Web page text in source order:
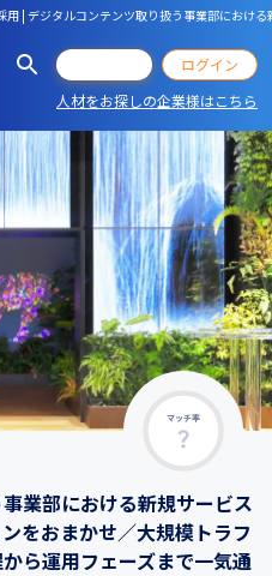
| デジタルコンテンツ取り扱う事業部におけ
ログイン
人材をお探しの企業様はこちら
マッチ率
業部における新規サービス
をおまかせ／大規模トラフ
ら運用フェーズまで一気通